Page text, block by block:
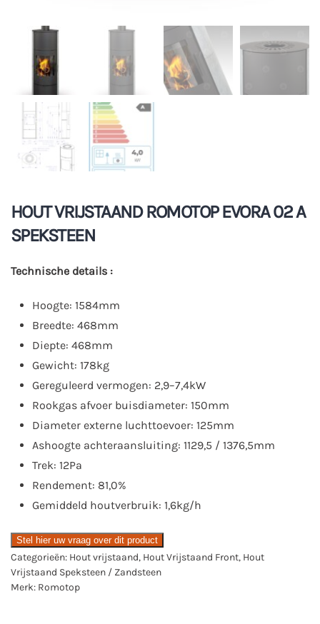
HOUT VRIJSTAAND ROMOTOP EVORA 02 A
SPEKSTEEN
Technische details :
Hoogte: 1584mm
Breedte: 468mm
Diepte: 468mm
Gewicht: 178kg
Gereguleerd vermogen: 2,9–7,4kW
Rookgas afvoer buisdiameter: 150mm
Diameter externe luchttoevoer: 125mm
Ashoogte achteraansluiting: 1129,5 / 1376,5mm
Trek: 12Pa
Rendement: 81,0%
Gemiddeld houtverbruik: 1,6kg/h
Stel hier uw vraag over dit product
Categorieën: Hout vrijstaand, Hout Vrijstaand Front, Hout
Vrijstaand Speksteen / Zandsteen
Merk: Romotop